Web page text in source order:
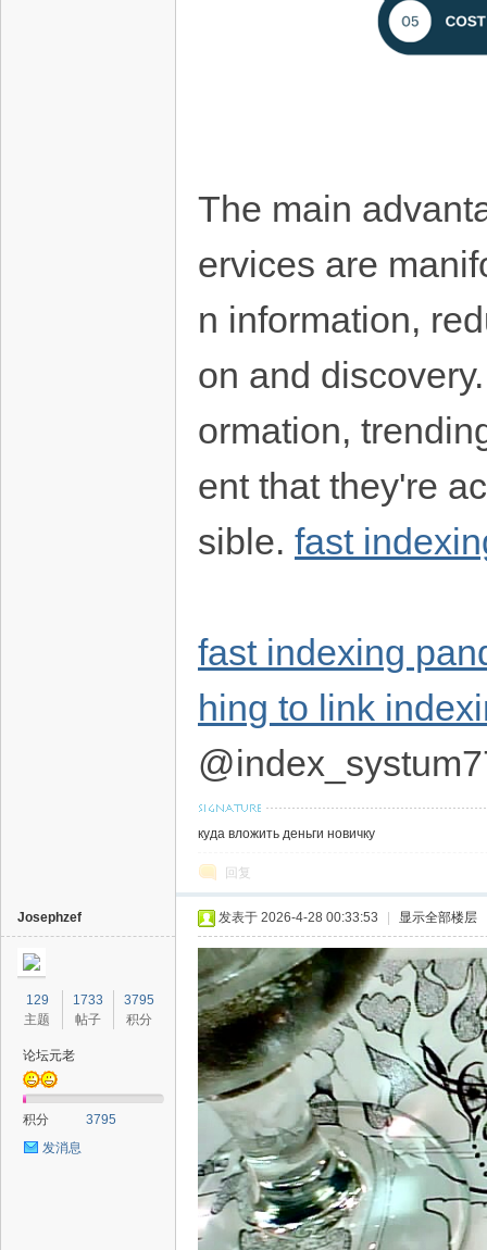
The main
ervices are
n information,
on and
ormation,
ent that they're
sible. fast
fast indexing
hing to link
куда вложить деньги новичку
回复
Josephzef
129
主题
1733
帖子
3795
积分
论坛元老
积分
3795
发消息
发表于 2026-4-28 00:33:53 显示全部楼层